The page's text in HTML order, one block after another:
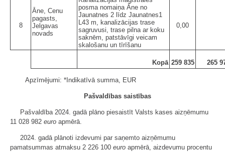
8
Āne, Cenu
pagasts,
Jelgavas
novads
posma nomaiņa Āne no
Jaunatnes 2 līdz Jaunatnes1
L43 m, kanalizācijas trase
sagruvusi, trase pilna ar koku
saknēm, patstāvīgi veicam
skalošanu un tīrīšanu
0,00
Kopā 259 835 265
Apzīmējumi: *Indikatīvā summa, EUR
Pašvaldības saistības
Pašvaldība 2024. gadā plāno piesaistīt Valsts kases aizņēmumu
11 028 982 euro apmērā.
2024. gadā plānoti izdevumi par saņemto aizņēmumu
pamatsummas atmaksu 2 226 100 euro apmērā, aizdevumu procentu